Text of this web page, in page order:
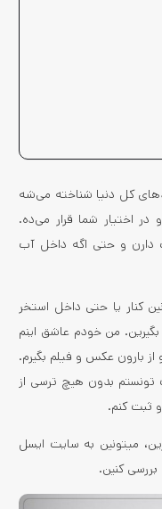
کل دنیا شناخته می‌شه
اختیار شما قرار می‌ده.
دارن و حتی اگه داخل آب
کنار یا حتی داخل استخر
من خودم عاشق اینم
از بارون عکس و فیلم بگیرم.
بدون هیچ ترسی از
ثبت کنم.
میتونین به سایت ایسل
بررسی کنین.